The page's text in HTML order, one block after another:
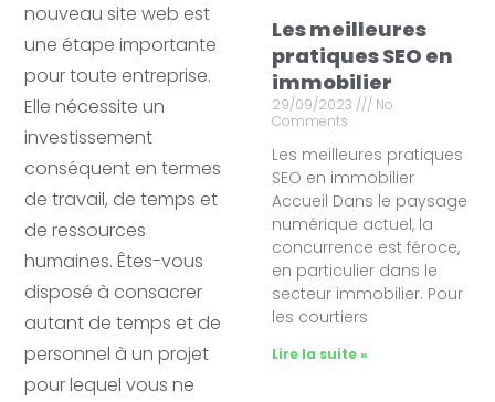
nouveau site web est
une étape importante
pour toute entreprise.
Elle nécessite un
investissement
conséquent en termes
de travail, de temps et
de ressources
humaines. Êtes-vous
disposé à consacrer
autant de temps et de
personnel à un projet
pour lequel vous ne
Les meilleures
pratiques SEO en
immobilier
29/09/2023
No
Comments
Les meilleures pratiques
SEO en immobilier
Accueil Dans le paysage
numérique actuel, la
concurrence est féroce,
en particulier dans le
secteur immobilier. Pour
les courtiers
Lire la suite »